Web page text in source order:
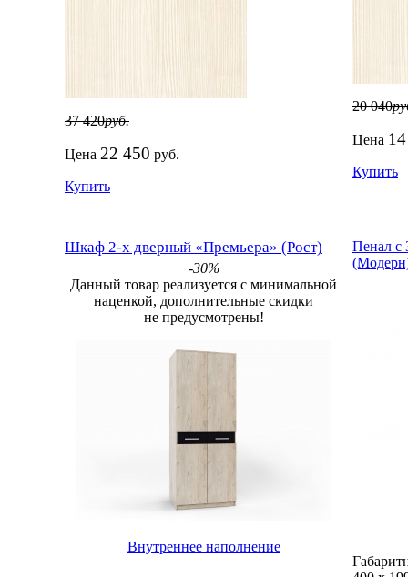
37 420руб.
Цена 22 450 руб.
Купить
20 040
Цена
Купить
Шкаф 2-х дверный «Премьера» (Рост)
-30%
Данный товар реализуется с минимальной
наценкой, дополнительные скидки
не предусмотрены!
Внутреннее наполнение
Пенал